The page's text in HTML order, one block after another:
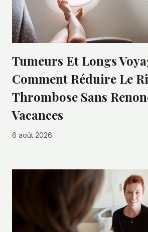
Tumeurs Et Longs
Comment Réduire Le
Thrombose Sans
Vacances
6 août 2026